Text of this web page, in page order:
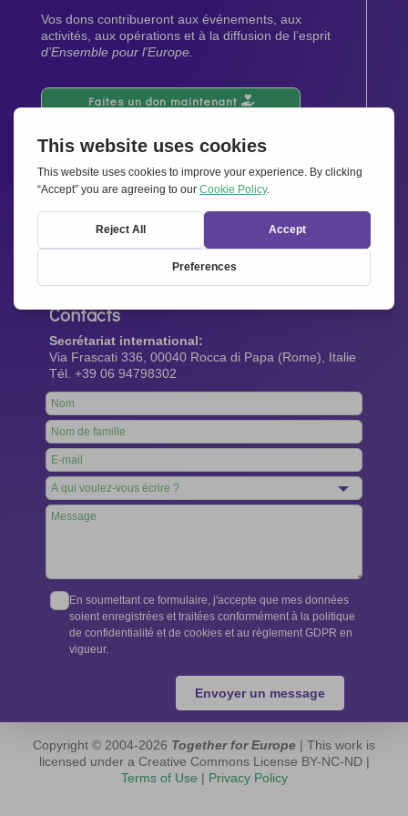
Vos dons contribueront aux événements, aux
activités, aux opérations et à la diffusion de l’esprit
d’Ensemble pour l’Europe.
Faites un don maintenant
Newsletter
Restez au courant de toutes les dernières nouvelles
de notre réseau.
Abonnez-vous maintenant
Contacts
Secrétariat international:
Via Frascati 336, 00040 Rocca di Papa (Rome), Italie
Tél. +39 06 94798302
Leave
this
field
blank
En soumettant ce formulaire, j'accepte que mes données
soient enregistrées et traitées conformément à la politique
de confidentialité et de cookies et au règlement GDPR en
vigueur.
Envoyer un message
Copyright © 2004-2026 Together for Europe | This work is
licensed under a Creative Commons License BY-NC-ND |
Terms of Use | Privacy Policy